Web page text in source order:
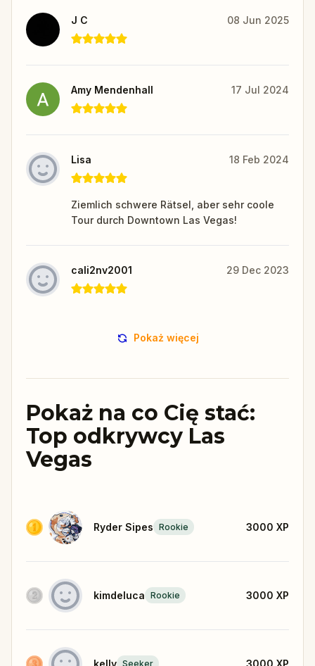
J C 08 Jun 2025
Amy Mendenhall 17 Jul 2024
Lisa 18 Feb 2024
Ziemlich schwere Rätsel, aber sehr coole
Tour durch Downtown Las Vegas!
cali2nv2001 29 Dec 2023
Pokaż więcej
Pokaż na co Cię stać:
Top odkrywcy Las
Vegas
Ryder Sipes Rookie 3000 XP
kimdeluca Rookie 3000 XP
kelly Seeker 3000 XP